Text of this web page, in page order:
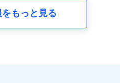
情報の提供業務、契約締結手
もっと見る